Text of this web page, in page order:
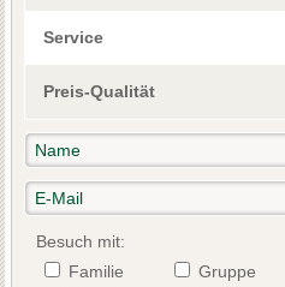
Service
Preis-Qualität
Besuch mit:
Familie
Gruppe